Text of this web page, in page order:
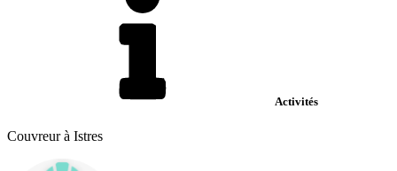
Activités
Couvreur à Istres